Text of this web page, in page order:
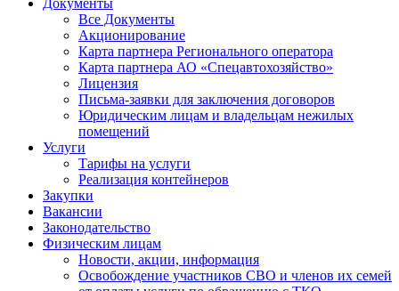
Все Документы
Акционирование
Карта партнера Регионального оператора
Карта партнера АО «Спецавтохозяйство»
Лицензия
Письма-заявки для заключения договоров
Юридическим лицам и владельцам нежилых
помещений
Услуги
Тарифы на услуги
Реализация контейнеров
Закупки
Вакансии
Законодательство
Физическим лицам
Новости, акции, информация
Освобождение участников СВО и членов их семей